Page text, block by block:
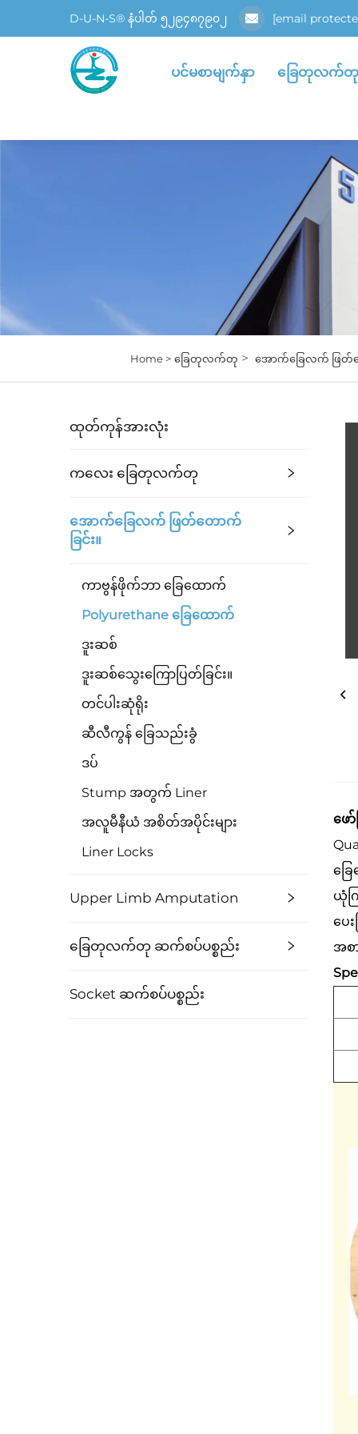
D-U-N-S® နံပါတ် ၅၂၉၄၈၇၉၀၂ [email
ပင်မစာမျက်နှာ ခြေတုလက်တု
Home > ခြေတုလက်တု > အောက်ခြေလက် ဖြတ်တ
ထုတ်ကုန်အားလုံး
ကလေး ခြေတုလက်တု
အောက်ခြေလက် ဖြတ်တောက်
ခြင်း။
ကာဗွန်ဖိုက်ဘာ ခြေထောက်
Polyurethane ခြေထောက်
ဒူးဆစ်
ဒူးဆစ်သွေးကြောပြတ်ခြင်း။
တင်ပါးဆုံရိုး
ဆီလီကွန် ခြေသည်းခွံ
ဒပ်
Stump အတွက် Liner
အလူမီနီယံ အစိတ်အပိုင်းများ
Liner Locks
Upper Limb Amputation
ခြေတုလက်တု ဆက်စပ်ပစ္စည်း
Socket ဆက်စပ်ပစ္စည်း
ဖေ
ခြ
ယုံက
ပေ
အစ